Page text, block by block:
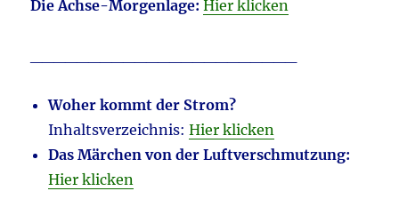
Die Achse-Morgenlage: Hier klicken
Woher kommt der Strom?
Inhaltsverzeichnis:Hier klicken
Das Märchen von der Luftverschmutzung:
Hier klicken